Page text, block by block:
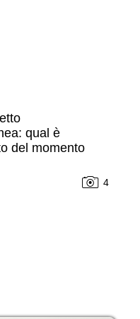
qual è
del momento
4